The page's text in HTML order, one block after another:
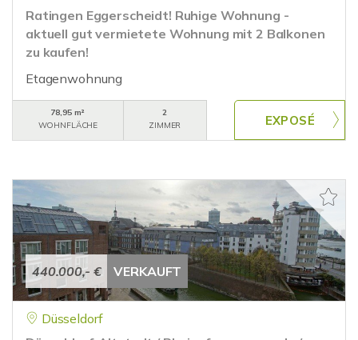
Ratingen Eggerscheidt! Ruhige Wohnung -
aktuell gut vermietete Wohnung mit 2 Balkonen
zu kaufen!
Etagenwohnung
78,95 m²
WOHNFLÄCHE
2
ZIMMER
440.000,- € VERKAUFT
Düsseldorf